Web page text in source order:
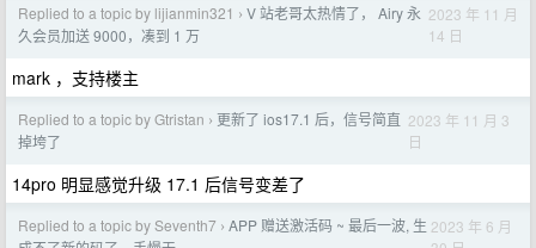
Replied to a topic by lijianmin321 › V 站老哥太热情了， Airy 永
久会员加送 9000，凑到 1 万
2023 年 11 月
14 日
mark ，支持楼主
Replied to a topic by Gtristan › 更新了 ios17.1 后，信号简直
掉垮了
2023 年 11 月 3
日
14pro 明显感觉升级 17.1 后信号变差了
Replied to a topic by Seventh7 › APP 赠送激活码 ~ 最后一波, 生 2023 年 6 月